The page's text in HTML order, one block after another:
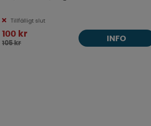
Tillfälligt slut
100 kr
105 kr
INFO